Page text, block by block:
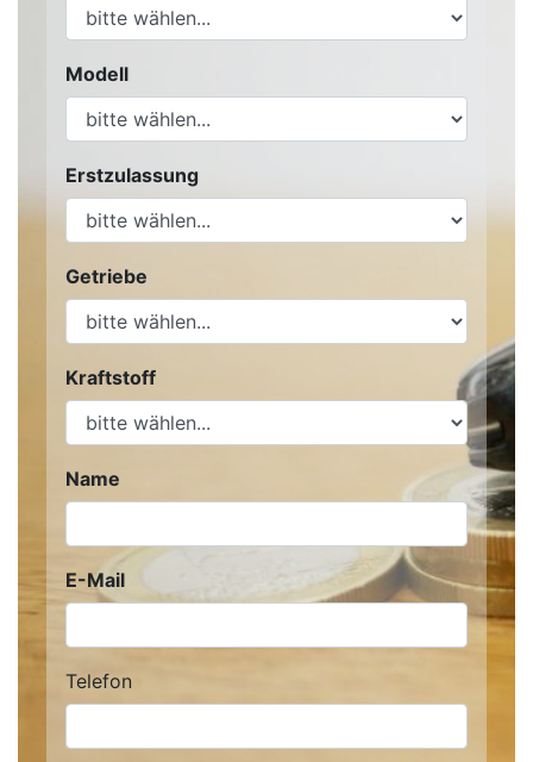
Modell
Erstzulassung
Getriebe
Kraftstoff
Name
E-Mail
Telefon